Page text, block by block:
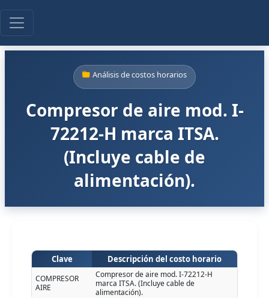
Análisis de costos horarios
Compresor de aire mod. I-
72212-H marca ITSA.
(Incluye cable de
alimentación).
Clave Descripción del costo horario
COMPRESOR
AIRE
Compresor de aire mod. I-72212-H
marca ITSA. (Incluye cable de
alimentación).